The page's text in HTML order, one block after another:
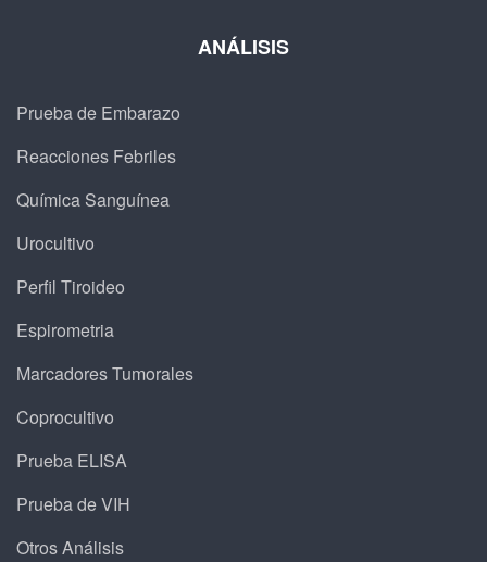
ANÁLISIS
Prueba de Embarazo
Reacciones Febriles
Química Sanguínea
Urocultivo
Perfil Tiroideo
Espirometria
Marcadores Tumorales
Coprocultivo
Prueba ELISA
Prueba de VIH
Otros Análisis